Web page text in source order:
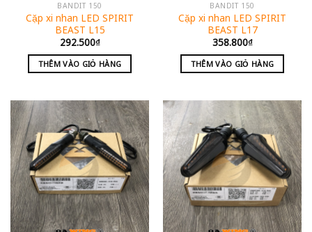
BANDIT 150
Cặp xi nhan LED SPIRIT
BEAST L15
292.500₫
THÊM VÀO GIỎ HÀNG
BANDIT 150
Cặp xi nhan LED SPIRIT
BEAST L17
358.800₫
THÊM VÀO GIỎ HÀNG